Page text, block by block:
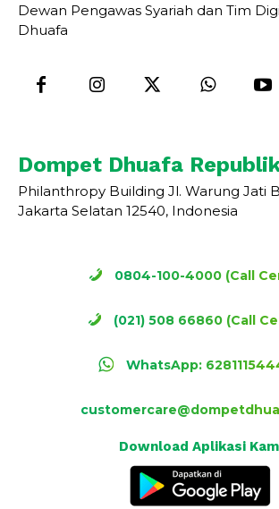
Dewan Pengawas Syariah dan Tim
Dhuafa
Dompet Dhuafa
Philanthropy Building Jl. Warung Jati
Jakarta Selatan 12540, Indonesia
0804-100-4000 (Call
(021) 508 66860 (Call
WhatsApp:
Download Aplikasi